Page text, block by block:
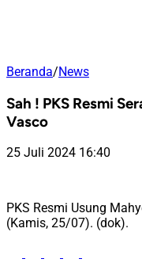
Beranda/News
Sah ! PKS Resmi
Vasco
25 Juli 2024 16:40
PKS Resmi Usung
(Kamis, 25/07). (dok).